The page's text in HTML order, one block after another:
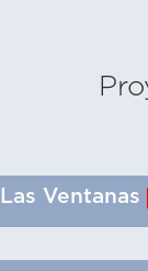
Las Ventanas